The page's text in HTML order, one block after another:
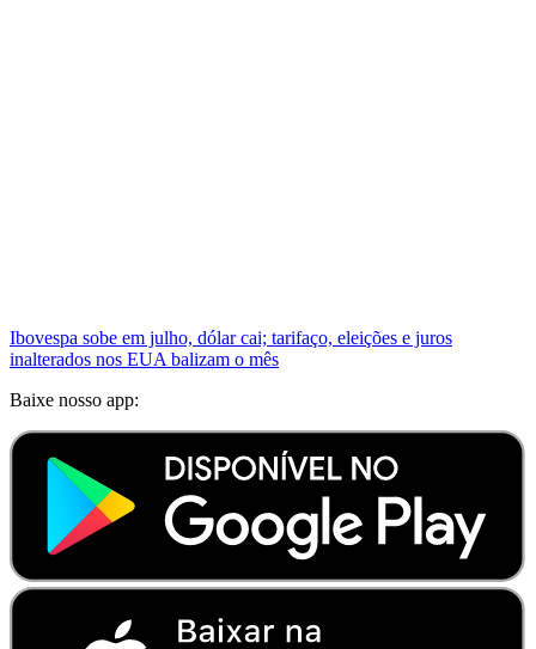
Ibovespa sobe em julho, dólar cai; tarifaço, eleições e juros
inalterados nos EUA balizam o mês
Baixe nosso app: